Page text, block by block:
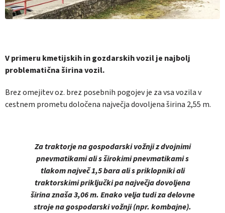
V primeru kmetijskih in gozdarskih vozil je najbolj
problematična širina vozil.
Brez omejitev oz. brez posebnih pogojev je za vsa vozila v
cestnem prometu določena največja dovoljena širina 2,55 m.
Za traktorje na gospodarski vožnji z dvojnimi
pnevmatikami ali s širokimi pnevmatikami s
tlakom največ 1,5 bara ali s priklopniki ali
traktorskimi priključki pa največja dovoljena
širina znaša 3,06 m. Enako velja tudi za delovne
stroje na gospodarski vožnji (npr. kombajne).